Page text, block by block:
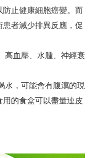
止健康細胞癌變。而
患者減少排異反應，促
高血壓、水腫、神經衰
水，可能會有腹瀉的現
的食盒可以盡量連皮